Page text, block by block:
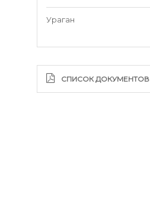
Ураган
СПИСОК ДОКУМЕНТОВ